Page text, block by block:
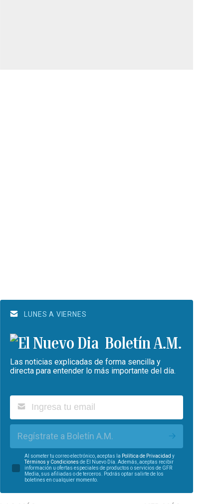
LUNES A VIERNES
Boletín A.M.
Las noticias explicadas de forma sencilla y
directa para entender lo más importante del día.
Regístrate a Boletín A.M.
Al someter tu correo electrónico, aceptas la Política de Privacidad y
Términos y Condiciones de El Nuevo Día. Además, aceptas recibir
información u ofertas especiales de productos o servicios de GFR
Media, sus afiliadas o de terceros. Podrás optar salirte de los
boletines en cualquier momento.